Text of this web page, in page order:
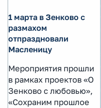
1 марта в Зенково с
размахом
отпраздновали
Масленицу
Мероприятия прошли
в рамках проектов «О
Зенково с любовью»,
«Сохраним прошлое